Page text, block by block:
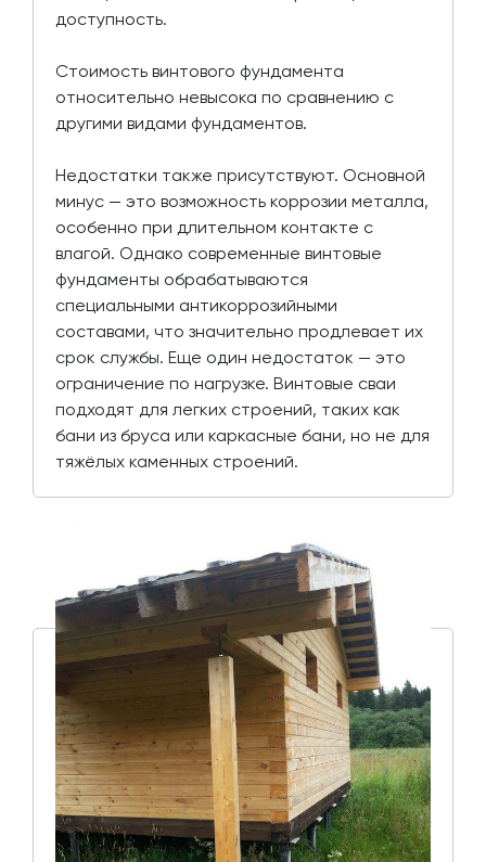
доступность.
Стоимость винтового фундамента
относительно невысока по сравнению с
другими видами фундаментов.
Недостатки также присутствуют. Основной
минус — это возможность коррозии металла,
особенно при длительном контакте с
влагой. Однако современные винтовые
фундаменты обрабатываются
специальными антикоррозийными
составами, что значительно продлевает их
срок службы. Еще один недостаток — это
ограничение по нагрузке. Винтовые сваи
подходят для легких строений, таких как
бани из бруса или каркасные бани, но не для
тяжёлых каменных строений.